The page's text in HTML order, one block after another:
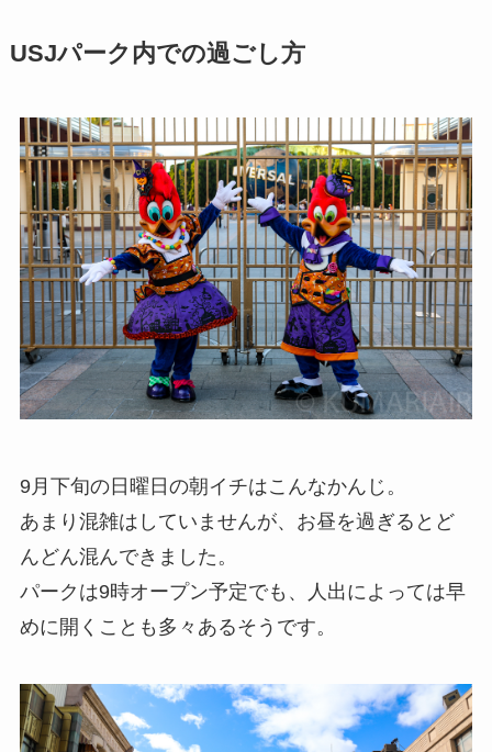
USJパーク内での過ごし方
9月下旬の日曜日の朝イチはこんなかんじ。
あまり混雑はしていませんが、お昼を過ぎるとど
んどん混んできました。
パークは9時オープン予定でも、人出によっては早
めに開くことも多々あるそうです。